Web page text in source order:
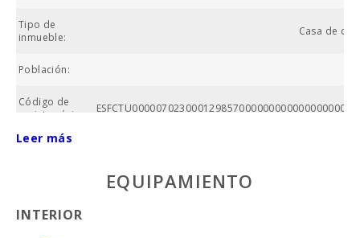
Tipo de
inmueble:
Casa de
Población:
Código de
registro único:
Superficie
Leer más
EQUIPAMIENTO
INTERIOR